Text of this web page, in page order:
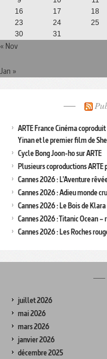
16
17 18
23
24 25
30
31
« Nov
Jan »
ARTE France Cinéma
Yinan et le premier film de
Cycle Bong Joon-ho sur ARTE
Plusieurs coproductions ARTE
Cannes 2026 : L’Aventure
Cannes 2026 : Adieu monde
Cannes 2026 : Le Bois de
Cannes 2026 : Titanic Ocean
Cannes 2026 : Les Roches
juillet 2026
mai 2026
mars 2026
janvier 2026
décembre 2025